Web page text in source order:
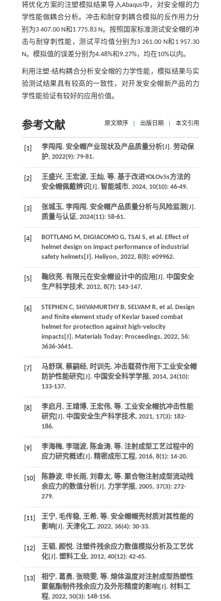
将优化方案的注塑模拟结果导入Abaqus中，对安全帽的力
学性能做耦合分析。冲击和耐穿刺耦合模拟的反作用力分
别为3 407.00 N和1 775.83 N。按照国家标准测试安全帽的冲
击与耐穿刺性能，测试平均值分别为3 261.00 N和1 957.30
N。模拟值的误差分别为4.48%和9.27%，均在10%以内。
利用注塑-结构耦合分析安全帽的力学性能，模拟结果与实
验测试结果具有较高的一致性，对开发安全帽新产品的力
学性能验证有较好的应用价值。
参考文献 原文顺序 出版日期 本文引用
[1] 李闯闯. 安全帽产业现状及产品质量分析[J]. 劳动保
护, 2022(9): 79-81.
[2] 王盛兴, 王宏波, 王灿, 等. 基于改进YOLOv5s方法的
安全帽佩戴辨识[J]. 智能城市, 2024, 10(10): 46-49.
[3]
张城玉, 李闯闯. 安全帽产品质量分析与风险监测[J].
质量与认证, 2024(11): 58-61.
[4] BOTTLANG M, DIGIACOMO G, TSAI S, et al . Effect of
helmet design on impact performance of industrial
safety helmets[J]. Heliyon, 2022, 8(8): e09962.
[5] 鞠欣亮. 有限元在安全帽设计中的应用[J]. 中国安全
生产科学技术, 2012, 8(7): 143-147.
[6] STEPHEN C, SHIVAMURTHY B, SELVAM R, et al . Design
and finite element study of Kevlar based combat
helmet for protection against high-velocity
impacts[J]. Materials Today: Proceedings, 2022, 56:
3636-3641.
[7]
马舒琪, 蔡嗣经, 时训先. 冲击载荷作用下工业安全帽
防护性能研究[J]. 中国安全科学学报, 2014, 24(10):
133-137.
[8] 李启月, 王靖博, 王宏伟, 等. 工业安全帽抗冲击性能
研究[J]. 中国安全生产科学技术, 2021, 17(3): 182-
186.
[9] 李海梅, 李瑞波, 陈金涛, 等. 注射成型工艺过程中的
应力研究概述[J]. 精密成形工程, 2016, 8(1): 14-20.
[10] 陈静波, 申长雨, 刘春太, 等. 聚合物注射成型流动残
余应力的数值分析[J]. 力学学报, 2005, 37(3): 272-
279.
[11] 王宁, 毛传稳, 王希, 等. 安全帽帽壳材质对其性能的
影响[J]. 天津化工, 2022, 36(4): 30-33.
[12]
王韬, 颜悦. 注塑件残余应力数值模拟分析及工艺优
化[J]. 塑料工业, 2012, 40(12): 42-45.
[13] 相宁, 葛勇, 张晓雯, 等. 熔体温度对注射成型热塑性
聚氨酯制件残余应力及外形精度的影响[J]. 材料工
程, 2022, 50(3): 148-156.